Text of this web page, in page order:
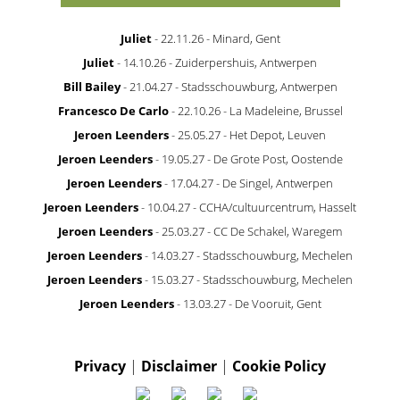
Juliet- 22.11.26 - Minard, Gent
Juliet- 14.10.26 - Zuiderpershuis, Antwerpen
Bill Bailey- 21.04.27 - Stadsschouwburg, Antwerpen
Francesco De Carlo- 22.10.26 - La Madeleine, Brussel
Jeroen Leenders- 25.05.27 - Het Depot, Leuven
Jeroen Leenders- 19.05.27 - De Grote Post, Oostende
Jeroen Leenders- 17.04.27 - De Singel, Antwerpen
Jeroen Leenders- 10.04.27 - CCHA/cultuurcentrum, Hasselt
Jeroen Leenders- 25.03.27 - CC De Schakel, Waregem
Jeroen Leenders- 14.03.27 - Stadsschouwburg, Mechelen
Jeroen Leenders- 15.03.27 - Stadsschouwburg, Mechelen
Jeroen Leenders- 13.03.27 - De Vooruit, Gent
Privacy | Disclaimer | Cookie Policy